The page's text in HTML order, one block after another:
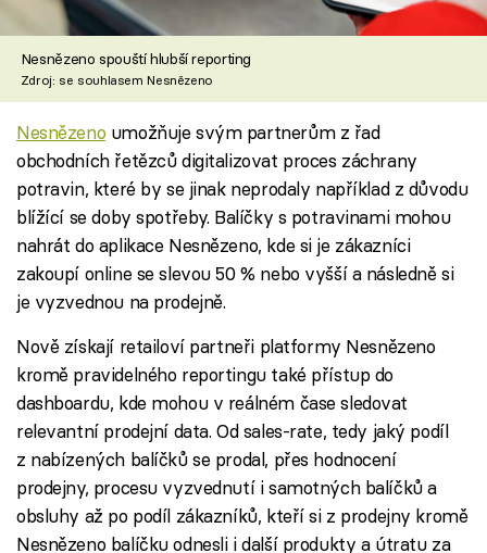
Nesnězeno spouští hlubší reporting
Zdroj: se souhlasem Nesnězeno
Nesnězeno umožňuje svým partnerům z řad
obchodních řetězců digitalizovat proces záchrany
potravin, které by se jinak neprodaly například z důvodu
blížící se doby spotřeby. Balíčky s potravinami mohou
nahrát do aplikace Nesnězeno, kde si je zákazníci
zakoupí online se slevou 50 % nebo vyšší a následně si
je vyzvednou na prodejně.
Nově získají retailoví partneři platformy Nesnězeno
kromě pravidelného reportingu také přístup do
dashboardu, kde mohou v reálném čase sledovat
relevantní prodejní data. Od sales-rate, tedy jaký podíl
z nabízených balíčků se prodal, přes hodnocení
prodejny, procesu vyzvednutí i samotných balíčků a
obsluhy až po podíl zákazníků, kteří si z prodejny kromě
Nesnězeno balíčku odnesli i další produkty a útratu za